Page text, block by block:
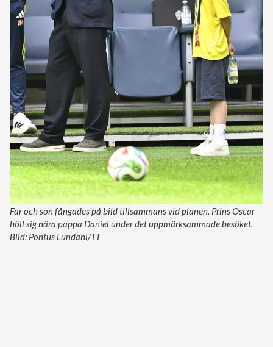
Far och son fångades på bild tillsammans vid planen. Prins Oscar
höll sig nära pappa Daniel under det uppmärksammade besöket.
Bild: Pontus Lundahl/TT